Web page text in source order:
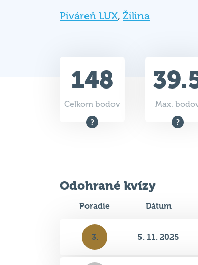
Piváreň LUX, Žilina
148
Celkom bodov Max.
Odohrané kvízy
Poradie Dátum
3. 5. 11. 2025